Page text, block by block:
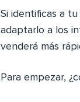
Si identificas a
adaptarlo a los
venderá más
Para empezar,